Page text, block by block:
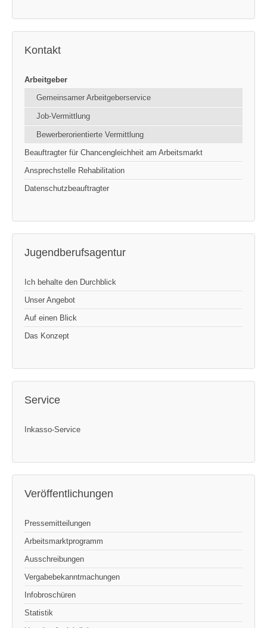
Kontakt
Arbeitgeber
Gemeinsamer Arbeitgeberservice
Job-Vermittlung
Bewerberorientierte Vermittlung
Beauftragter für Chancengleichheit am Arbeitsmarkt
Ansprechstelle Rehabilitation
Datenschutzbeauftragter
Jugendberufsagentur
Ich behalte den Durchblick
Unser Angebot
Auf einen Blick
Das Konzept
Service
Inkasso-Service
Veröffentlichungen
Pressemitteilungen
Arbeitsmarktprogramm
Ausschreibungen
Vergabebekanntmachungen
Infobroschüren
Statistik